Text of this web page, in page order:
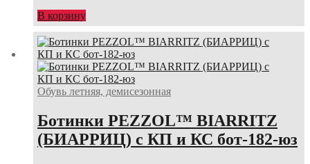
В корзину
Обувь летняя, демисезонная
Ботинки PEZZOL™ BIARRITZ
(БИАРРИЦ) с КП и КС бот-182-юз